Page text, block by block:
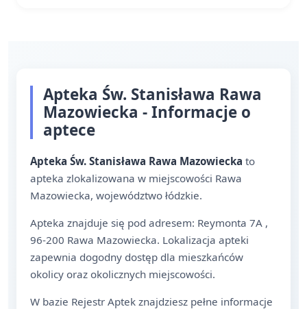
Apteka Św. Stanisława Rawa
Mazowiecka - Informacje o
aptece
Apteka Św. Stanisława Rawa Mazowiecka to
apteka zlokalizowana w miejscowości Rawa
Mazowiecka, województwo łódzkie.
Apteka znajduje się pod adresem: Reymonta 7A ,
96-200 Rawa Mazowiecka. Lokalizacja apteki
zapewnia dogodny dostęp dla mieszkańców
okolicy oraz okolicznych miejscowości.
W bazie Rejestr Aptek znajdziesz pełne informacje